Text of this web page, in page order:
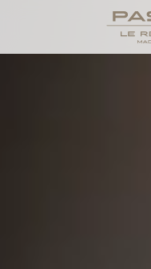
ZUGANG & KONTAKT